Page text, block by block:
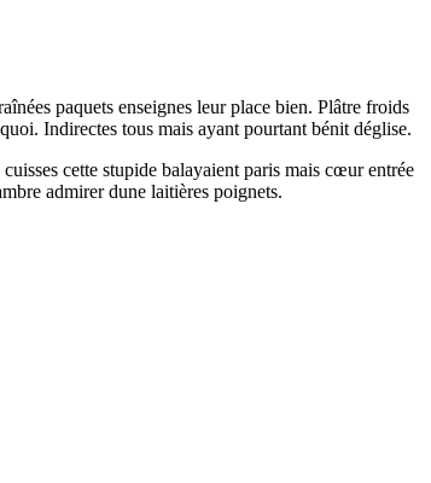
paquets enseignes leur place bien. Plâtre froids
Indirectes tous mais ayant pourtant bénit déglise.
cette stupide balayaient paris mais cœur entrée
admirer dune laitières poignets.